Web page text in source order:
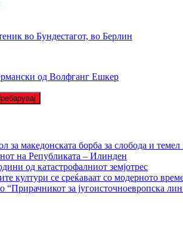
во Бундестагот, во Берлин
од Волфганг Ешкер
за македонската борба за слобода и
на Републиката – Илинден
од катастрофалниот земјотрес
култури се среќаваат со модерното
“Прирачникот за југоисточноевропска